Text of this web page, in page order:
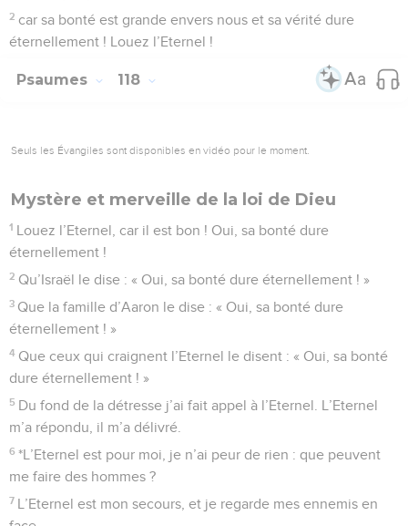
2 car sa bonté est grande envers nous et sa vérité dure
éternellement ! Louez l’Eternel !
Psaumes 118
Seuls les Évangiles sont disponibles en vidéo pour le moment.
Mystère et merveille de la loi de Dieu
1 Louez l’Eternel, car il est bon ! Oui, sa bonté dure
éternellement !
2 Qu’Israël le dise : « Oui, sa bonté dure éternellement ! »
3 Que la famille d’Aaron le dise : « Oui, sa bonté dure
éternellement ! »
4 Que ceux qui craignent l’Eternel le disent : « Oui, sa bonté
dure éternellement ! »
5 Du fond de la détresse j’ai fait appel à l’Eternel. L’Eternel
m’a répondu, il m’a délivré.
6 *L’Eternel est pour moi, je n’ai peur de rien : que peuvent
me faire des hommes ?
7 L’Eternel est mon secours, et je regarde mes ennemis en